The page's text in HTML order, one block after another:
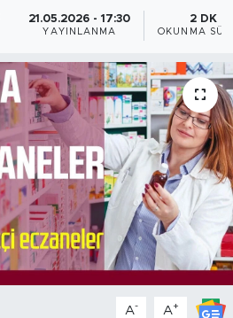
21.05.2026 - 17:30
YAYINLANMA
2 DK
OKUNMA
A- A+